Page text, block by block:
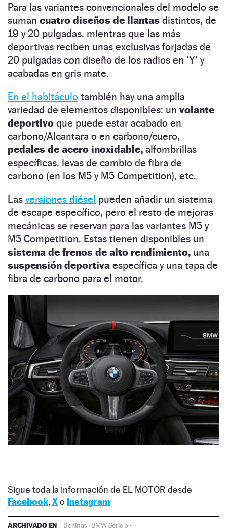
Para las variantes convencionales del modelo se
suman cuatro diseños de llantas distintos, de
19 y 20 pulgadas, mientras que las más
deportivas reciben unas exclusivas forjadas de
20 pulgadas con diseño de los radios en ‘Y’ y
acabadas en gris mate.
En el habitáculo también hay una amplia
variedad de elementos disponibles: un volante
deportivo que puede estar acabado en
carbono/Alcantara o en carbono/cuero,
pedales de acero inoxidable, alfombrillas
específicas, levas de cambio de fibra de
carbono (en los M5 y M5 Competition), etc.
Las versiones diésel pueden añadir un sistema
de escape específico, pero el resto de mejoras
mecánicas se reservan para las variantes M5 y
M5 Competition. Estas tienen disponibles un
sistema de frenos de alto rendimiento, una
suspensión deportiva específica y una tapa de
fibra de carbono para el motor.
Sigue toda la información de EL MOTOR desde
Facebook, Xo Instagram
ARCHIVADO EN Berlinas · BMW Serie 5·